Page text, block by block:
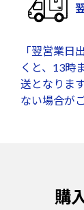
「翌営業日
くと、13時
送となりま
ない場合が
購